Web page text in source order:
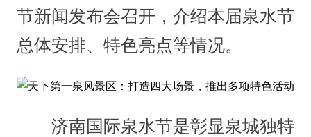
节新闻发布会召开，介绍本届泉水节
总体安排、特色亮点等情况。
济南国际泉水节是彰显泉城独特